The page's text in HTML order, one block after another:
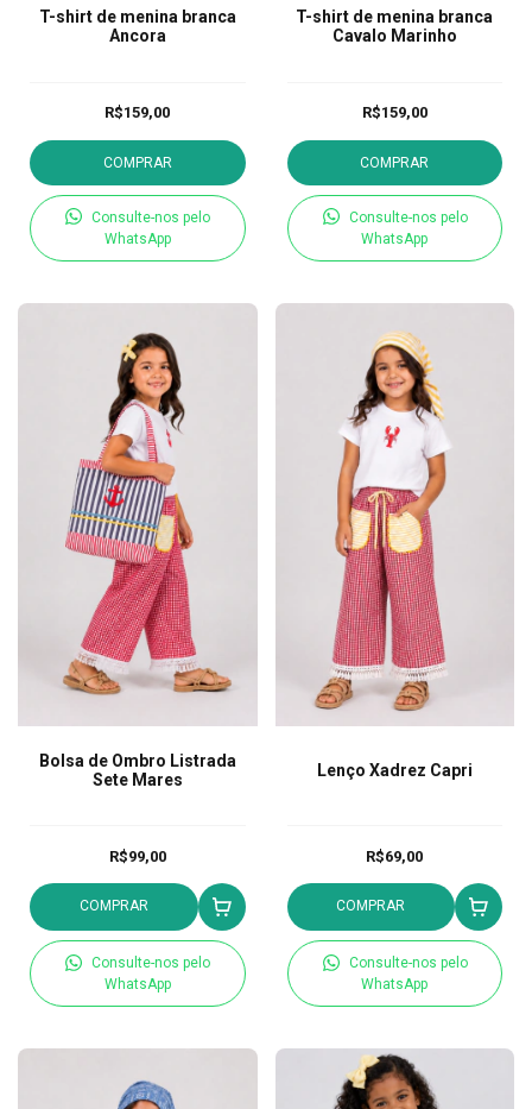
T-shirt de menina branca
Ancora
R$159,00
COMPRAR
Consulte-nos pelo
WhatsApp
T-shirt de menina branca
Cavalo Marinho
R$159,00
COMPRAR
Consulte-nos pelo
WhatsApp
Bolsa de Ombro Listrada
Sete Mares
R$99,00
COMPRAR
Consulte-nos pelo
WhatsApp
Lenço Xadrez Capri
R$69,00
COMPRAR
Consulte-nos pelo
WhatsApp